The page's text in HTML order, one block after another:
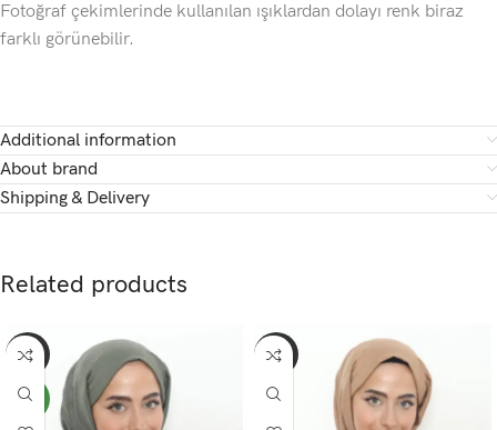
Fotoğraf çekimlerinde kullanılan ışıklardan dolayı renk biraz
farklı görünebilir.
Additional information
About brand
Shipping & Delivery
Related products
-65%
NEW
-68%